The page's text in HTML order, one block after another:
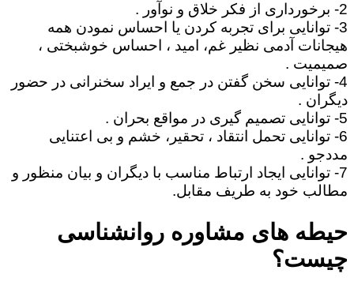
2- برخورداری از فکر خلاق و نوآور .
3- توانایی برای تجربه کردن یا احساس نمودن همه
هیجانات آدمی نظیر غم، امید ، احساس خوشبختی ،
صمیمیت .
4- توانایی سخن گفتن در جمع و ایراد سخنرانی در حضور
دیگران .
5- توانایی تصمیم گیری در مواقع بحران .
6- توانایی تحمل انتقاد ، تحقیر، خشم و بی اعتنایی
مددجو .
7- توانایی ایجاد ارتباط مناسب با دیگران و بیان منظور و
مطالب خود به طریف مقابل.
حیطه های مشاوره روانشناسی
چیست؟